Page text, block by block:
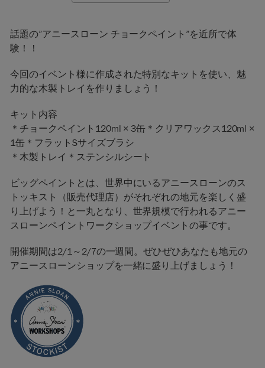
話題の”アニースローン チョークペイント”を近所で体
験！！
今回のイベント様に作成された特別なキットを使い、魅
力的な木製トレイを作りましょう！
キット内容
＊チョークペイント120ml × 3缶＊クリアワックス120ml ×
1缶＊フラットSサイズブラシ
＊木製トレイ＊ステンシルシート
ビッグペイントとは、世界中にいるアニースローンのス
トッキスト（販売代理店）がそれぞれの地元を楽しく盛
り上げよう！と一丸となり、世界規模で行われるアニー
スローンペイントワークショップイベントの事です。
開催期間は2/1～2/7の一週間。ぜひぜひあなたも地元の
アニースローンショップを一緒に盛り上げましょう！